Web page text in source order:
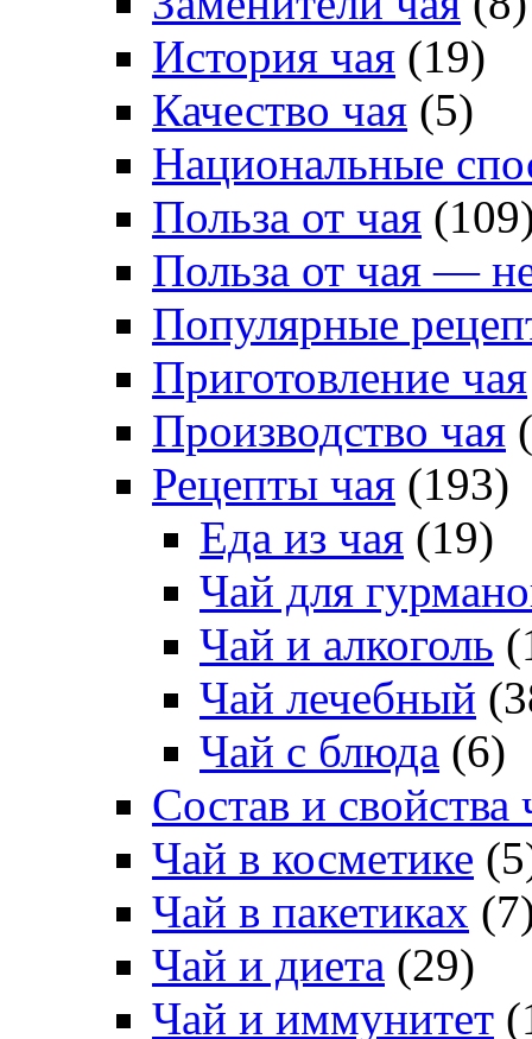
История чая (19)
Качество чая (5)
Национальные
Польза от чая
Польза от чая —
Популярные
Приготовление чая
Производство чая
Рецепты чая (193)
Еда из чая (19)
Чай для
Чай и алкоголь
Чай лечебный
Чай с блюда (6)
Состав и свойства
Чай в косметике
Чай в пакетиках
Чай и диета (29)
Чай и иммунитет